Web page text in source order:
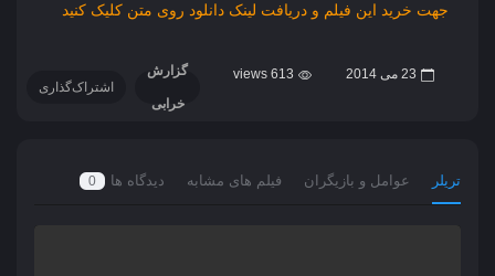
جهت خرید این فیلم و دریافت لینک دانلود روی متن کلیک کنید
23 می 2014 613 views گزارش
خرابی
اشتراک‌گذاری
تریلر عوامل و بازیگران فیلم های مشابه دیدگاه ها 0